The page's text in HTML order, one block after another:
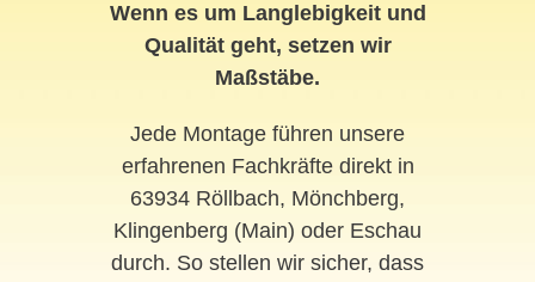
Wenn es um Langlebigkeit und
Qualität geht, setzen wir
Maßstäbe.
Jede Montage führen unsere
erfahrenen Fachkräfte direkt in
63934 Röllbach, Mönchberg,
Klingenberg (Main) oder Eschau
durch. So stellen wir sicher, dass